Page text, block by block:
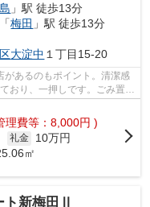
」駅 徒歩13分
「梅田 」駅 徒歩13分
大淀中 １丁目15-20
があるのもポイント。清潔感
おり、一押しです。ごみ置き
理費等：8,000円 )
礼金
10万円
㎡
ト新梅田Ⅱ